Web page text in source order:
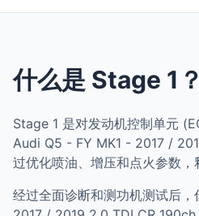
什么是 Stage 1？
Stage 1 是对发动机控制单元
Audi Q5 - FY MK1 - 2017 /
过优化喷油、增压和点火参数，
经过全面诊断和测功机测试后